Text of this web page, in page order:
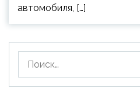
автомобиля, […]